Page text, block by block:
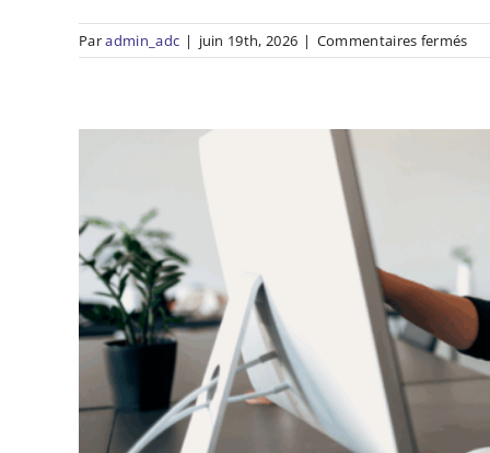
Paradmin_adc | juin 19th, 2026 | Commentaires ferméssur
H/